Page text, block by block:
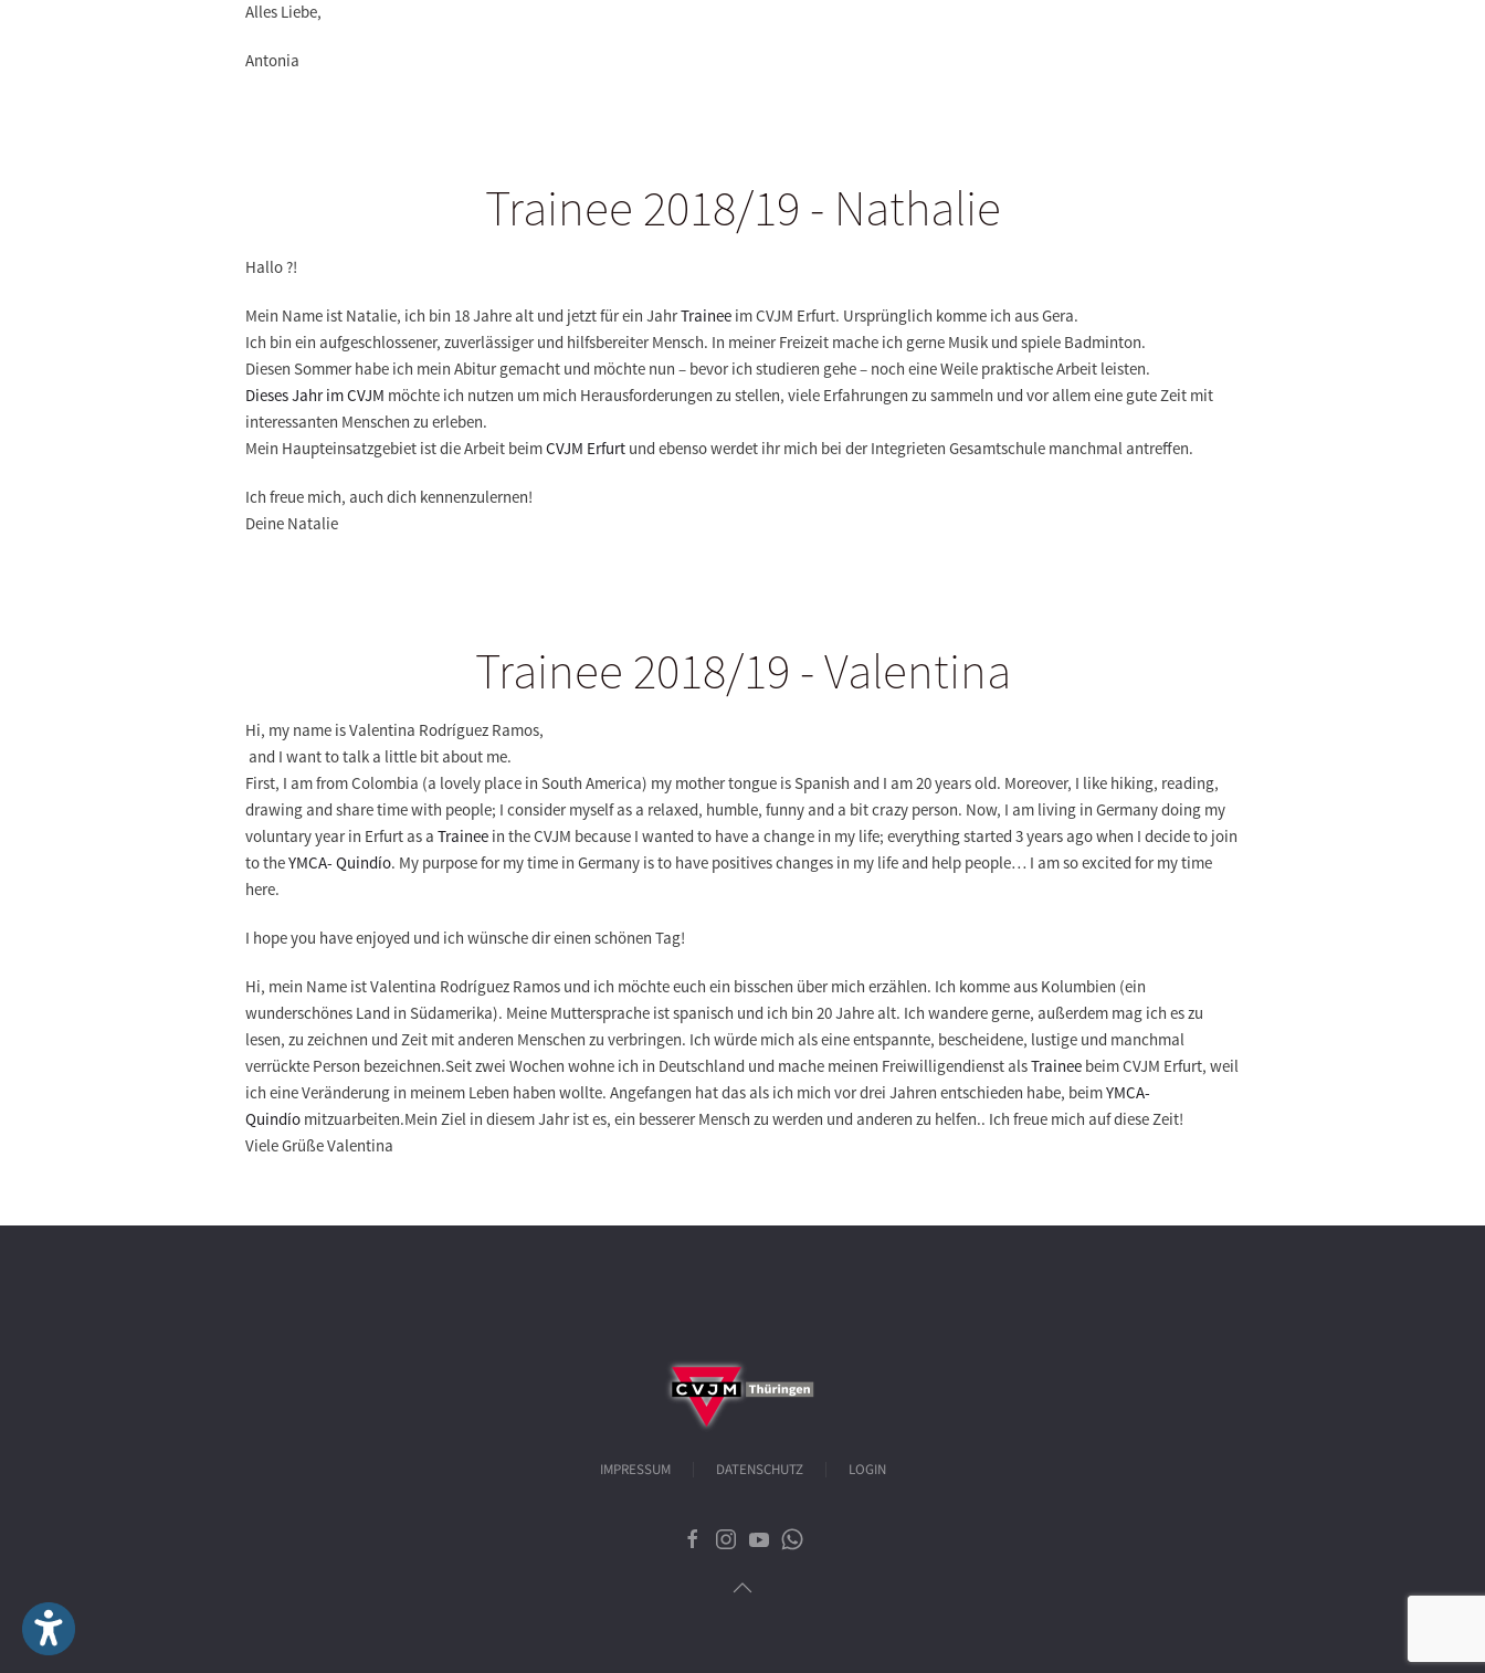
Alles Liebe,
Antonia
Trainee 2018/19 - Nathalie
Hallo ?!
Mein Name ist Natalie, ich bin 18 Jahre alt und jetzt für ein JahrTrainee im CVJM Erfurt. Ursprünglich komme ich aus Gera.
Ich bin ein aufgeschlossener, zuverlässiger und hilfsbereiter Mensch. In meiner Freizeit mache ich gerne Musik und spiele Badminton.
Diesen Sommer habe ich mein Abitur gemacht und möchte nun – bevor ich studieren gehe – noch eine Weile praktische Arbeit leisten.
Dieses Jahr im CVJM möchte ich nutzen um mich Herausforderungen zu stellen, viele Erfahrungen zu sammeln und vor allem eine gute Zeit mit
interessanten Menschen zu erleben.
Mein Haupteinsatzgebiet ist die Arbeit beimCVJM Erfurt und ebenso werdet ihr mich bei der Integrieten Gesamtschule manchmal antreffen.
Ich freue mich, auch dich kennenzulernen!
Deine Natalie
Trainee 2018/19 - Valentina
Hi, my name isValentina Rodríguez Ramos,
and I want to talk a little bit about me.
First, I am from Colombia (a lovely place in South America) my mother tongue is Spanish and I am 20 years old. Moreover, I like hiking, reading,
drawing and share time with people; I consider myself as a relaxed, humble, funny and a bit crazy person. Now, I am living in Germany doing my
voluntary year in Erfurt as a Trainee in the CVJM because I wanted to have a change in my life; everything started 3 years ago when I decide to join
to theYMCA- Quindío. My purpose for my time in Germany is to have positives changes in my life and help people… I am so excited for my time
here.
I hope you have enjoyed und ich wünsche dir einen schönen Tag!
Hi, mein Name istValentina Rodríguez Ramos und ich möchte euch ein bisschen über mich erzählen. Ich komme aus Kolumbien (ein
wunderschönes Land in Südamerika). Meine Muttersprache ist spanisch und ich bin 20 Jahre alt. Ich wandere gerne, außerdem mag ich es zu
lesen, zu zeichnen und Zeit mit anderen Menschen zu verbringen. Ich würde mich als eine entspannte, bescheidene, lustige und manchmal
verrückte Person bezeichnen.Seit zwei Wochen wohne ich in Deutschland und mache meinen Freiwilligendienst alsTrainee beim CVJM Erfurt, weil
ich eine Veränderung in meinem Leben haben wollte. Angefangen hat das als ich mich vor drei Jahren entschieden habe, beimYMCA-
Quindío mitzuarbeiten.Mein Ziel in diesem Jahr ist es, ein besserer Mensch zu werden und anderen zu helfen.. Ich freue mich auf diese Zeit!
Viele Grüße Valentina
IMPRESSUM DATENSCHUTZ LOGIN